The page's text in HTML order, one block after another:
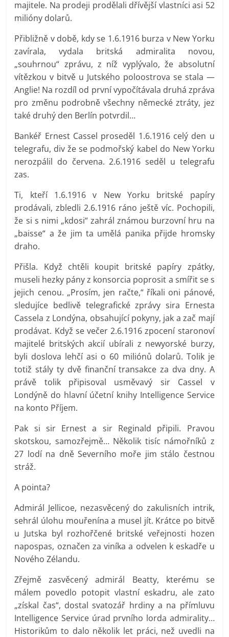
majitele. Na prodeji prodělali dřívější vlastníci asi 52
milióny dolarů.
Přibližně v době, kdy se 1.6.1916 burza v New Yorku
zavírala, vydala britská admiralita novou,
„souhrnou“ zprávu, z níž vyplývalo, že absolutní
vítězkou v bitvě u Jutského poloostrova se stala —
Anglie! Na rozdíl od první vypočítávala druhá zpráva
pro změnu podrobně všechny německé ztráty, jez
také druhý den Berlín potvrdil…
Bankéř Ernest Cassel proseděl 1.6.1916 celý den u
telegrafu, div že se podmořský kabel do New Yorku
nerozpálil do červena. 2.6.1916 seděl u telegrafu
zas.
Ti, kteří 1.6.1916 v New Yorku britské papíry
prodávali, zbledli 2.6.1916 ráno ještě víc. Pochopili,
že si s nimi „kdosi“ zahrál známou burzovní hru na
„baisse“ a že jim ta umělá panika přijde hromsky
draho.
Přišla. Když chtěli koupit britské papíry zpátky,
museli hezky pány z konsorcia poprosit a smířit se s
jejich cenou. „Prosím, jen račte,“ říkali oni pánové,
sledujíce bedlivě telegrafické zprávy sira Ernesta
Cassela z Londýna, obsahující pokyny, jak a zač mají
prodávat. Když se večer 2.6.1916 zpocení staronoví
majitelé britských akcií ubírali z newyorské burzy,
byli doslova lehčí asi o 60 miliónů dolarů. Tolik je
totiž stály ty dvě finanční transakce za dva dny. A
právě tolik připisoval usměvavý sir Cassel v
Londýně do hlavní účetní knihy Intelligence Service
na konto Příjem.
Pak si sir Ernest a sir Reginald připili. Pravou
skotskou, samozřejmě… Několik tisíc námořníků z
27 lodí na dně Severního moře jim stálo čestnou
stráž.
A pointa?
Admirál Jellicoe, nezasvěcený do zakulisních intrik,
sehrál úlohu mouřenína a musel jít. Krátce po bitvě
u Jutska byl rozhořčené britské veřejnosti hozen
napospas, označen za viníka a odvelen k eskadře u
Nového Zélandu.
Zřejmě zasvěcený admirál Beatty, kterému se
málem povedlo potopit vlastní eskadru, ale zato
„získal čas“, dostal svatozář hrdiny a na přímluvu
Intelligence Service úrad prvního lorda admirality…
Historikům to dalo několik let práci, než uvedli na